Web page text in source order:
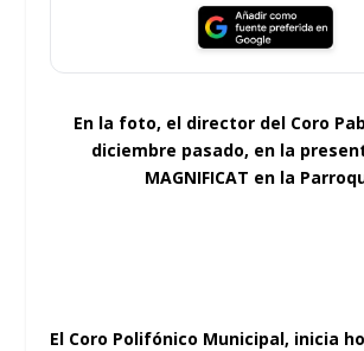
En la foto, el director del Coro
diciembre pasado, en la
MAGNIFICAT en la
El Coro Polifónico Municipal, inicia